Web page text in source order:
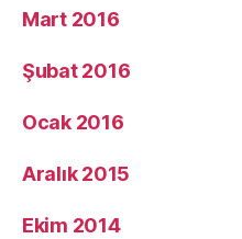
Mart 2016
Şubat 2016
Ocak 2016
Aralık 2015
Ekim 2014